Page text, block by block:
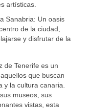
artísticas.
Sanabria: Un oasis
de la ciudad,
y disfrutar de la
de Tenerife es un
que buscan
y la cultura canaria.
museos, sus
vistas, esta